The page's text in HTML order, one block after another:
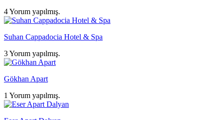
4 Yorum yapılmış.
Suhan Cappadocia Hotel & Spa
3 Yorum yapılmış.
Gökhan Apart
1 Yorum yapılmış.